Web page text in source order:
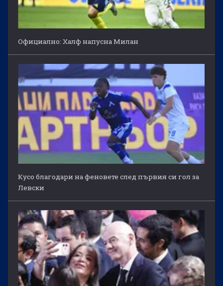
Официално: Халф напусна Милан
Кусо благодари на феновете след първия си гол за
Левски